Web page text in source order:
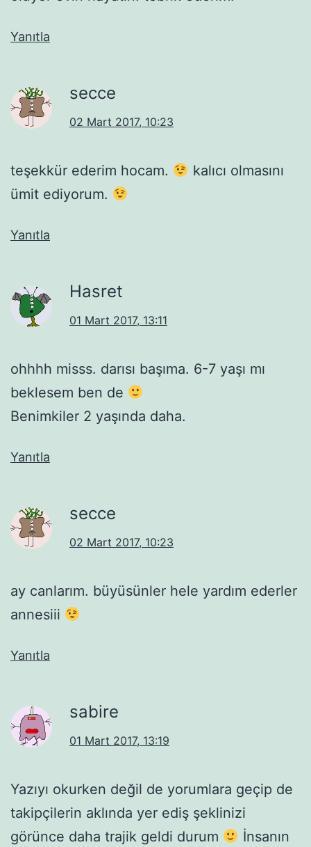
Yanıtla
secce
02 Mart 2017, 10:23
teşekkür ederim hocam.
kalıcı olmasını
ümit ediyorum.
Yanıtla
Hasret
01 Mart 2017, 13:11
ohhhh misss. darısı başıma. 6-7 yaşı mı
beklesem ben de
Benimkiler 2 yaşında daha.
Yanıtla
secce
02 Mart 2017, 10:23
ay canlarım. büyüsünler hele yardım ederler
annesiii
Yanıtla
sabire
01 Mart 2017, 13:19
Yazıyı okurken değil de yorumlara geçip de
takipçilerin aklında yer ediş şeklinizi
görünce daha trajik geldi durum
İnsanın